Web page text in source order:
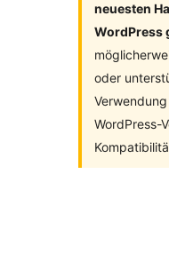
neuesten
WordPress
oder
WordPress-